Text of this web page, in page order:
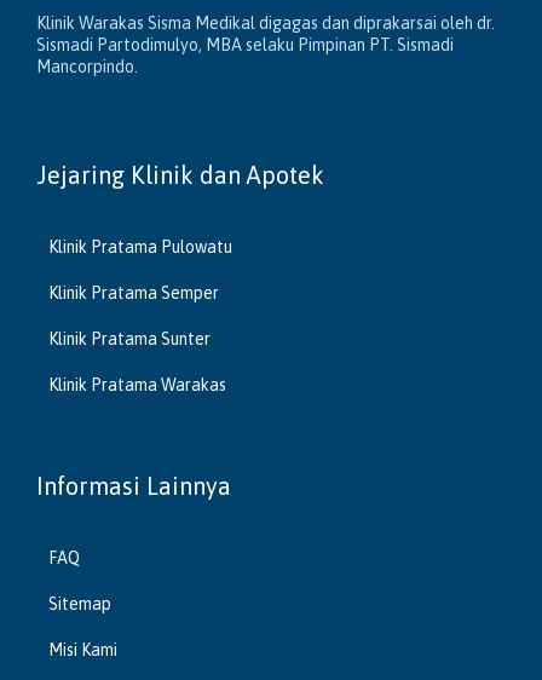
Klinik Warakas Sisma Medikal digagas dan diprakarsai oleh dr.
Sismadi Partodimulyo, MBA selaku Pimpinan PT. Sismadi
Mancorpindo.
Jejaring Klinik dan Apotek
Klinik Pratama Pulowatu
Klinik Pratama Semper
Klinik Pratama Sunter
Klinik Pratama Warakas
Informasi Lainnya
FAQ
Sitemap
Misi Kami